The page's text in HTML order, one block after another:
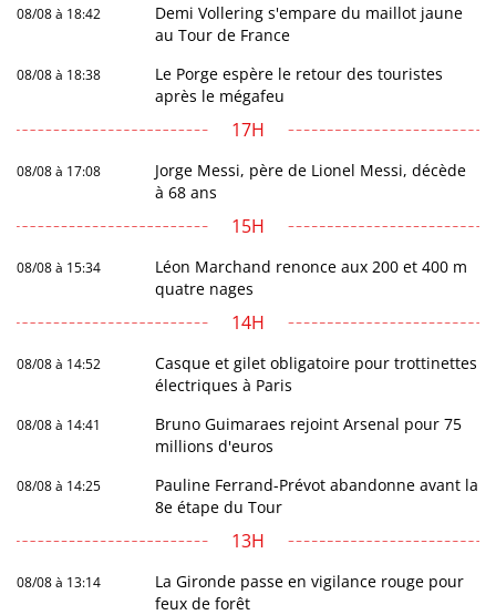
08/08 à 18:42
Demi Vollering s'empare du maillot jaune
au Tour de France
08/08 à 18:38
Le Porge espère le retour des touristes
après le mégafeu
17H
08/08 à 17:08
Jorge Messi, père de Lionel Messi, décède
à 68 ans
15H
08/08 à 15:34
Léon Marchand renonce aux 200 et 400 m
quatre nages
14H
08/08 à 14:52
Casque et gilet obligatoire pour trottinettes
électriques à Paris
08/08 à 14:41
Bruno Guimaraes rejoint Arsenal pour 75
millions d'euros
08/08 à 14:25
Pauline Ferrand-Prévot abandonne avant la
8e étape du Tour
13H
08/08 à 13:14
La Gironde passe en vigilance rouge pour
feux de forêt